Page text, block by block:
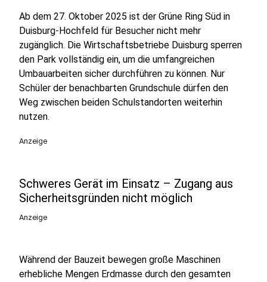
Ab dem 27. Oktober 2025 ist der Grüne Ring Süd in
Duisburg-Hochfeld für Besucher nicht mehr
zugänglich. Die Wirtschaftsbetriebe Duisburg sperren
den Park vollständig ein, um die umfangreichen
Umbauarbeiten sicher durchführen zu können. Nur
Schüler der benachbarten Grundschule dürfen den
Weg zwischen beiden Schulstandorten weiterhin
nutzen.
Anzeige
Schweres Gerät im Einsatz – Zugang aus
Sicherheitsgründen nicht möglich
Anzeige
Während der Bauzeit bewegen große Maschinen
erhebliche Mengen Erdmasse durch den gesamten